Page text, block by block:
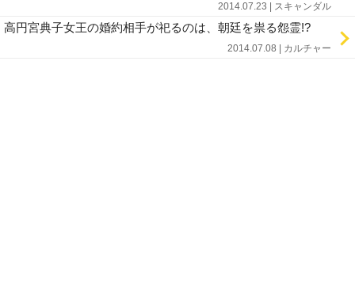
2014.07.23 | スキャンダル
高円宮典子女王の婚約相手が祀るのは、朝廷を祟る怨霊!?
2014.07.08 | カルチャー